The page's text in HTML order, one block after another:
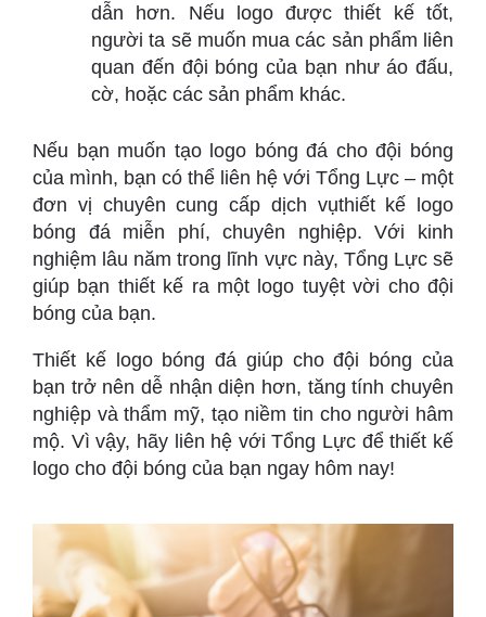
dẫn hơn. Nếu logo được thiết kế tốt,
người ta sẽ muốn mua các sản phẩm liên
quan đến đội bóng của bạn như áo đấu,
cờ, hoặc các sản phẩm khác.
Nếu bạn muốn tạo logo bóng đá cho đội bóng
của mình, bạn có thể liên hệ với Tổng Lực – một
đơn vị chuyên cung cấp dịch vụthiết kế logo
bóng đá miễn phí, chuyên nghiệp. Với kinh
nghiệm lâu năm trong lĩnh vực này, Tổng Lực sẽ
giúp bạn thiết kế ra một logo tuyệt vời cho đội
bóng của bạn.
Thiết kế logo bóng đá giúp cho đội bóng của
bạn trở nên dễ nhận diện hơn, tăng tính chuyên
nghiệp và thẩm mỹ, tạo niềm tin cho người hâm
mộ. Vì vậy, hãy liên hệ với Tổng Lực để thiết kế
logo cho đội bóng của bạn ngay hôm nay!